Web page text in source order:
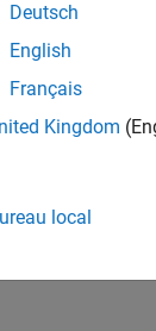
Deutsch
English
Français
Kingdom
local